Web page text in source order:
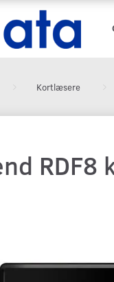
Kortlæsere